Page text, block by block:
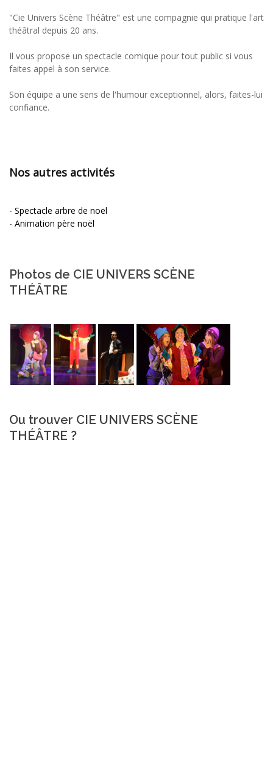
"Cie Univers Scène Théâtre" est une compagnie qui pratique l'art
théâtral depuis 20 ans.
Il vous propose un spectacle comique pour tout public si vous
faites appel à son service.
Son équipe a une sens de l'humour exceptionnel, alors, faites-lui
confiance.
Nos autres activités
- Spectacle arbre de noël
- Animation père noël
Photos de CIE UNIVERS SCÈNE
THÉÂTRE
Ou trouver CIE UNIVERS SCÈNE
THÉÂTRE ?